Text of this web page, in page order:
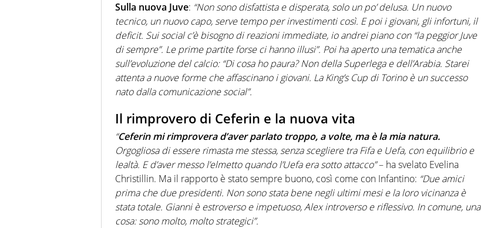
Sulla nuova Juve: “Non sono disfattista e disperata, solo un po’ delusa. Un nuovo
tecnico, un nuovo capo, serve tempo per investimenti così. E poi i giovani, gli infortuni, il
deficit. Sui social c’è bisogno di reazioni immediate, io andrei piano con “la peggior Juve
di sempre”. Le prime partite forse ci hanno illusi”. Poi ha aperto una tematica anche
sull’evoluzione del calcio: “Di cosa ho paura? Non della Superlega e dell’Arabia. Starei
attenta a nuove forme che affascinano i giovani. La King’s Cup di Torino è un successo
nato dalla comunicazione social”.
Il rimprovero di Ceferin e la nuova vita
“Ceferin mi rimprovera d’aver parlato troppo, a volte, ma è la mia natura.
Orgogliosa di essere rimasta me stessa, senza scegliere tra Fifa e Uefa, con equilibrio e
lealtà. E d’aver messo l’elmetto quando l’Uefa era sotto attacco”– ha svelato Evelina
Christillin. Ma il rapporto è stato sempre buono, così come con Infantino: “Due amici
prima che due presidenti. Non sono stata bene negli ultimi mesi e la loro vicinanza è
stata totale. Gianni è estroverso e impetuoso, Alex introverso e riflessivo. In comune, una
cosa: sono molto, molto strategici”.